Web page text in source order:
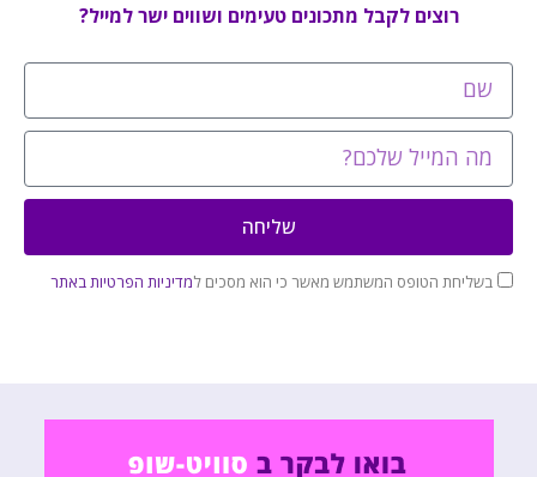
רוצים לקבל מתכונים טעימים ושווים ישר למייל?
בשליחת הטופס המשתמש מאשר כי הוא מסכים למדיניות הפרטיות באתר
שליחה